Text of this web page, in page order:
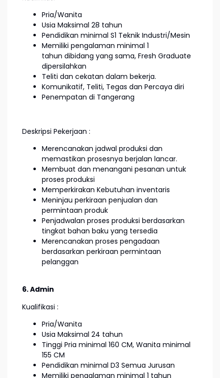
Pria/Wanita
Usia Maksimal 28 tahun
Pendidikan minimal S1 Teknik Industri/Mesin
Memiliki pengalaman minimal 1
tahun dibidang yang sama, Fresh Graduate
dipersilahkan
Teliti dan cekatan dalam bekerja.
Komunikatif, Teliti, Tegas dan Percaya diri
Penempatan di Tangerang
Deskripsi Pekerjaan :
Merencanakan jadwal produksi dan
memastikan prosesnya berjalan lancar.
Membuat dan menangani pesanan untuk
proses produksi
Memperkirakan Kebutuhan inventaris
Meninjau perkiraan penjualan dan
permintaan produk
Penjadwalan proses produksi berdasarkan
tingkat bahan baku yang tersedia
Merencanakan proses pengadaan
berdasarkan perkiraan permintaan
pelanggan
6. Admin
Kualifikasi :
Pria/Wanita
Usia Maksimal 24 tahun
Tinggi Pria minimal 160 CM, Wanita minimal
155 CM
Pendidikan minimal D3 Semua Jurusan
Memiliki pengalaman minimal 1 tahun